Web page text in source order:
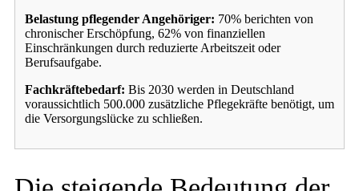
Belastung pflegender Angehöriger: 70% berichten von
chronischer Erschöpfung, 62% von finanziellen
Einschränkungen durch reduzierte Arbeitszeit oder
Berufsaufgabe.
Fachkräftebedarf: Bis 2030 werden in Deutschland
voraussichtlich 500.000 zusätzliche Pflegekräfte benötigt, um
die Versorgungslücke zu schließen.